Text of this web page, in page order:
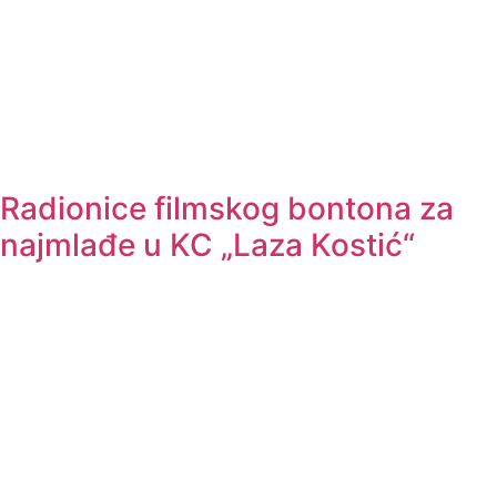
Radionice filmskog bontona za
najmlađe u KC „Laza Kostić“